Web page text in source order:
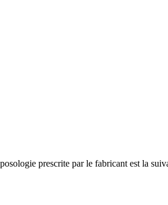
prescrite par le fabricant est la